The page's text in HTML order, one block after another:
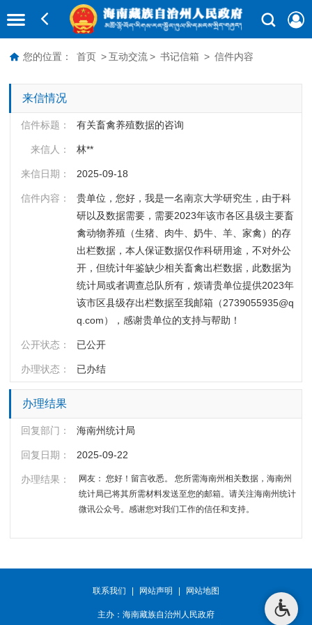
您的位置： 首页 > 互动交流 > 书记信箱 > 信件内容
来信情况
信件标题： 有关畜禽养殖数据的咨询
来信人： 林**
来信日期： 2025-09-18
信件内容：
贵单位，您好，我是一名南京大学研究生，由于科
研以及数据需要，需要2023年该市各区县级主要畜
禽动物养殖（生猪、肉牛、奶牛、羊、家禽）的存
出栏数据，本人保证数据仅作科研用途，不对外公
开，但统计年鉴缺少相关畜禽出栏数据，此数据为
统计局或者调查总队所有，烦请贵单位提供2023年
该市区县级存出栏数据至我邮箱（2739055935@q
q.com），感谢贵单位的支持与帮助！
公开状态： 已公开
办理状态： 已办结
办理结果
回复部门： 海南州统计局
回复日期： 2025-09-22
办理结果：
网友： 您好！留言收悉。 您所需海南州相关数据，海南州
统计局已将其所需材料发送至您的邮箱。请关注海南州统计
微讯公众号。感谢您对我们工作的信任和支持。
联系我们 网站声明 网站地图
主办：海南藏族自治州人民政府